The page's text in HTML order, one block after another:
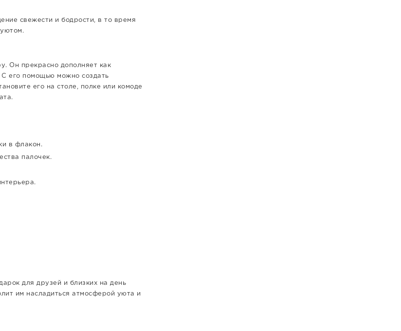
свежести и бодрости, в то время
Он прекрасно дополняет как
С его помощью можно создать
его на столе, полке или комоде
в флакон.
палочек.
для друзей и близких на день
им насладиться атмосферой уюта и